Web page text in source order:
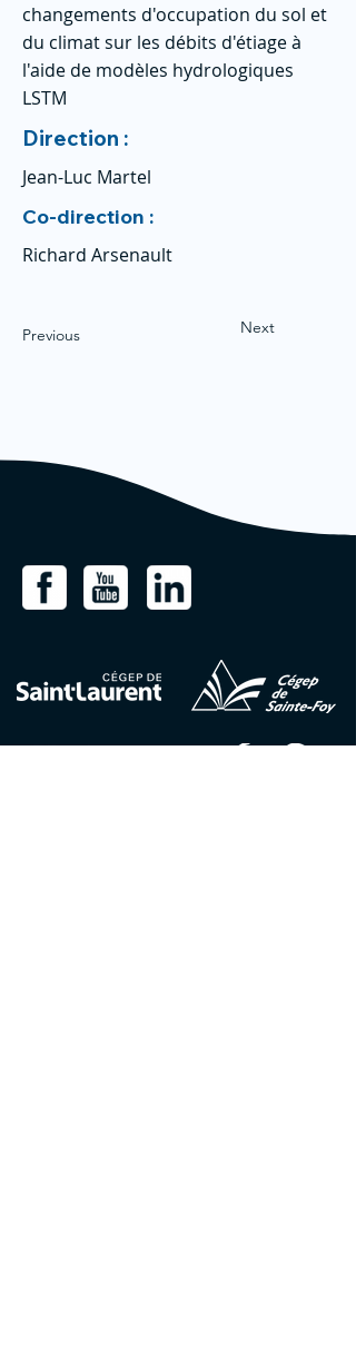
changements d'occupation du sol et
du climat sur les débits d'étiage à
l'aide de modèles hydrologiques
LSTM
Direction :
Jean-Luc Martel
Co-direction :
Richard Arsenault
Previous Next